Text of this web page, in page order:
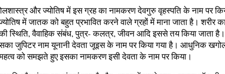
और ज्‍योतिष में इस ग्रह का नामकरण देवगुरु वृहस्‍पति के नाम पर
में जातक को बहुत प्रभावित करने वाले ग्रहों में माना जाता है। शरीर
की स्थिति, वैवाहिक संबंध, पुत्र- कलत्र, जीवन आदि इससे तय किया जाता है।
जुपिटर नाम यूनानी देवता जूइस के नाम पर किया गया है। आधुनिक
को समझते हुए इसका नामकरण इसी देवता के नाम पर किया।